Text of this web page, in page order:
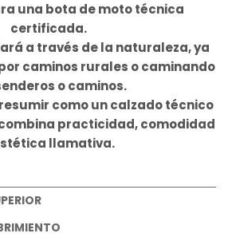
una bota de moto técnica
certificada.
a través de la naturaleza, ya
caminos rurales o caminando
o caminos.
como un calzado técnico
practicidad, comodidad
llamativa.